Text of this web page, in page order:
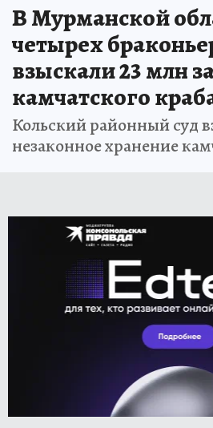
В Мурманской
четырех
взыскали 23 млн
камчатского
Кольский районный суд
незаконное хранение